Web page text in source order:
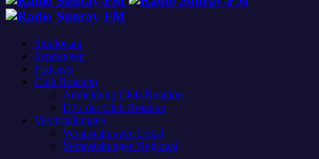
Studiocam
Sendungen
Podcasts
Club Rotation
Anmeldung Club-Rotation
DJ’s der Club Rotation
Veranstaltungen
Veranstaltungen Lokal
Veranstaltungen Regional